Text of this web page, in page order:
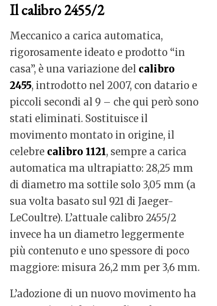
Il calibro 2455/2
Meccanico a carica automatica,
rigorosamente ideato e prodotto “in
casa”, è una variazione del calibro
2455, introdotto nel 2007, con datario e
piccoli secondi al 9 – che qui però sono
stati eliminati. Sostituisce il
movimento montato in origine, il
celebre calibro 1121, sempre a carica
automatica ma ultrapiatto: 28,25 mm
di diametro ma sottile solo 3,05 mm (a
sua volta basato sul 921 di Jaeger-
LeCoultre). L’attuale calibro 2455/2
invece ha un diametro leggermente
più contenuto e uno spessore di poco
maggiore: misura 26,2 mm per 3,6 mm.
L’adozione di un nuovo movimento ha